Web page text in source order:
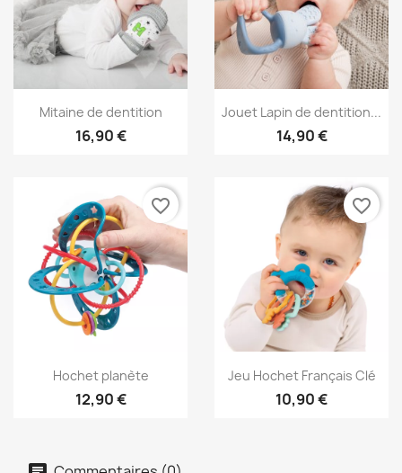
Aperçu rapide
Mitaine de dentition
16,90 €
Aperçu rapide
Jouet Lapin de dentition...
14,90 €
Aperçu rapide
Hochet planète
12,90 €
favorite_border
Aperçu rapide
Jeu Hochet Français Clé
10,90 €
favorite_border